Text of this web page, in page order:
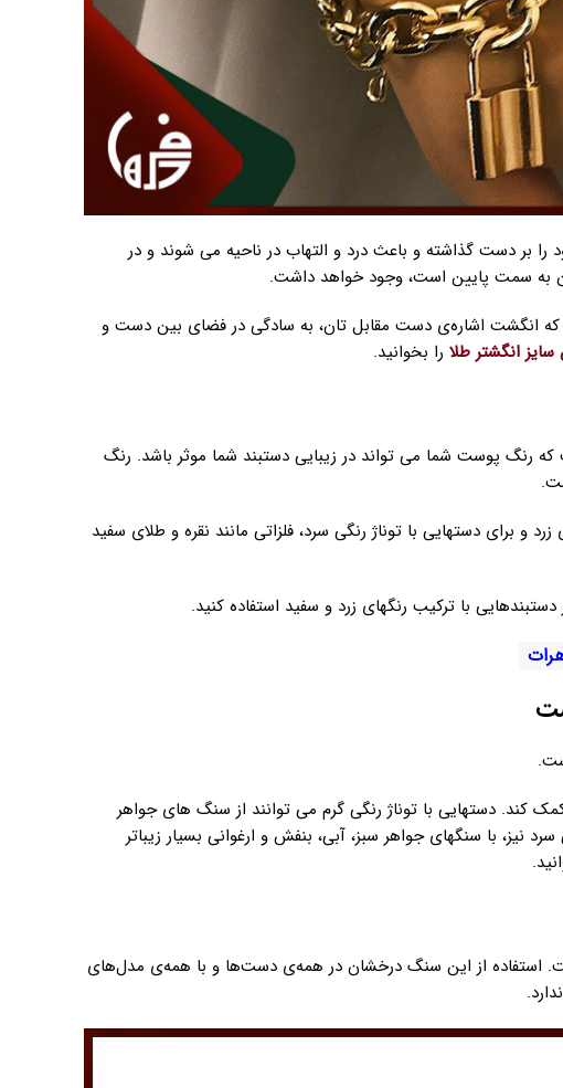
بر دست گذاشته و باعث درد و التهاب در ناحیه می شوند و در
به سمت پایین است، وجود خواهد داشت.
که انگشت اشاره‌ی دست مقابل تان، به سادگی در فضای بین دست و
انگشتر طلا را بخوانید.
که رنگ پوست شما می تواند در زیبایی دستبند شما موثر باشد. رنگ
و برای دستهایی با توناژ رنگی سرد، فلزاتی مانند نقره و طلای سفید
با ترکیب رنگهای زرد و سفید استفاده کنید.
کند. دستهایی با توناژ رنگی گرم می توانند از سنگ های جواهر
نیز، با سنگهای جواهر سبز، آبی، بنفش و ارغوانی بسیار زیباتر
استفاده از این سنگ درخشان در همه‌ی دست‌ها و با همه‌ی مدل‌های